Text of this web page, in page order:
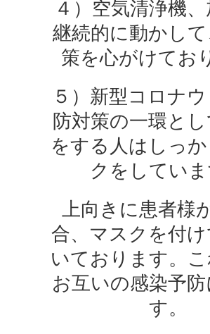
４）空気清浄機
継続的に動かし
策を心がけてお
５）新型コロナ
防対策の一環と
をする人はしっ
クをしていま
上向きに患者様
合、マスクを付
いております。
お互いの感染予防
す。